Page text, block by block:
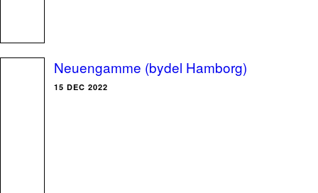
Neuengamme (bydel Hamborg)
15 DEC 2022